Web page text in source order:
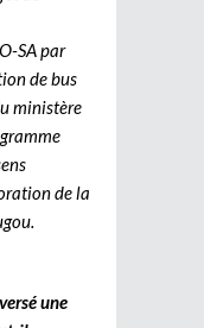
SA par
de bus
ministère
de la
une